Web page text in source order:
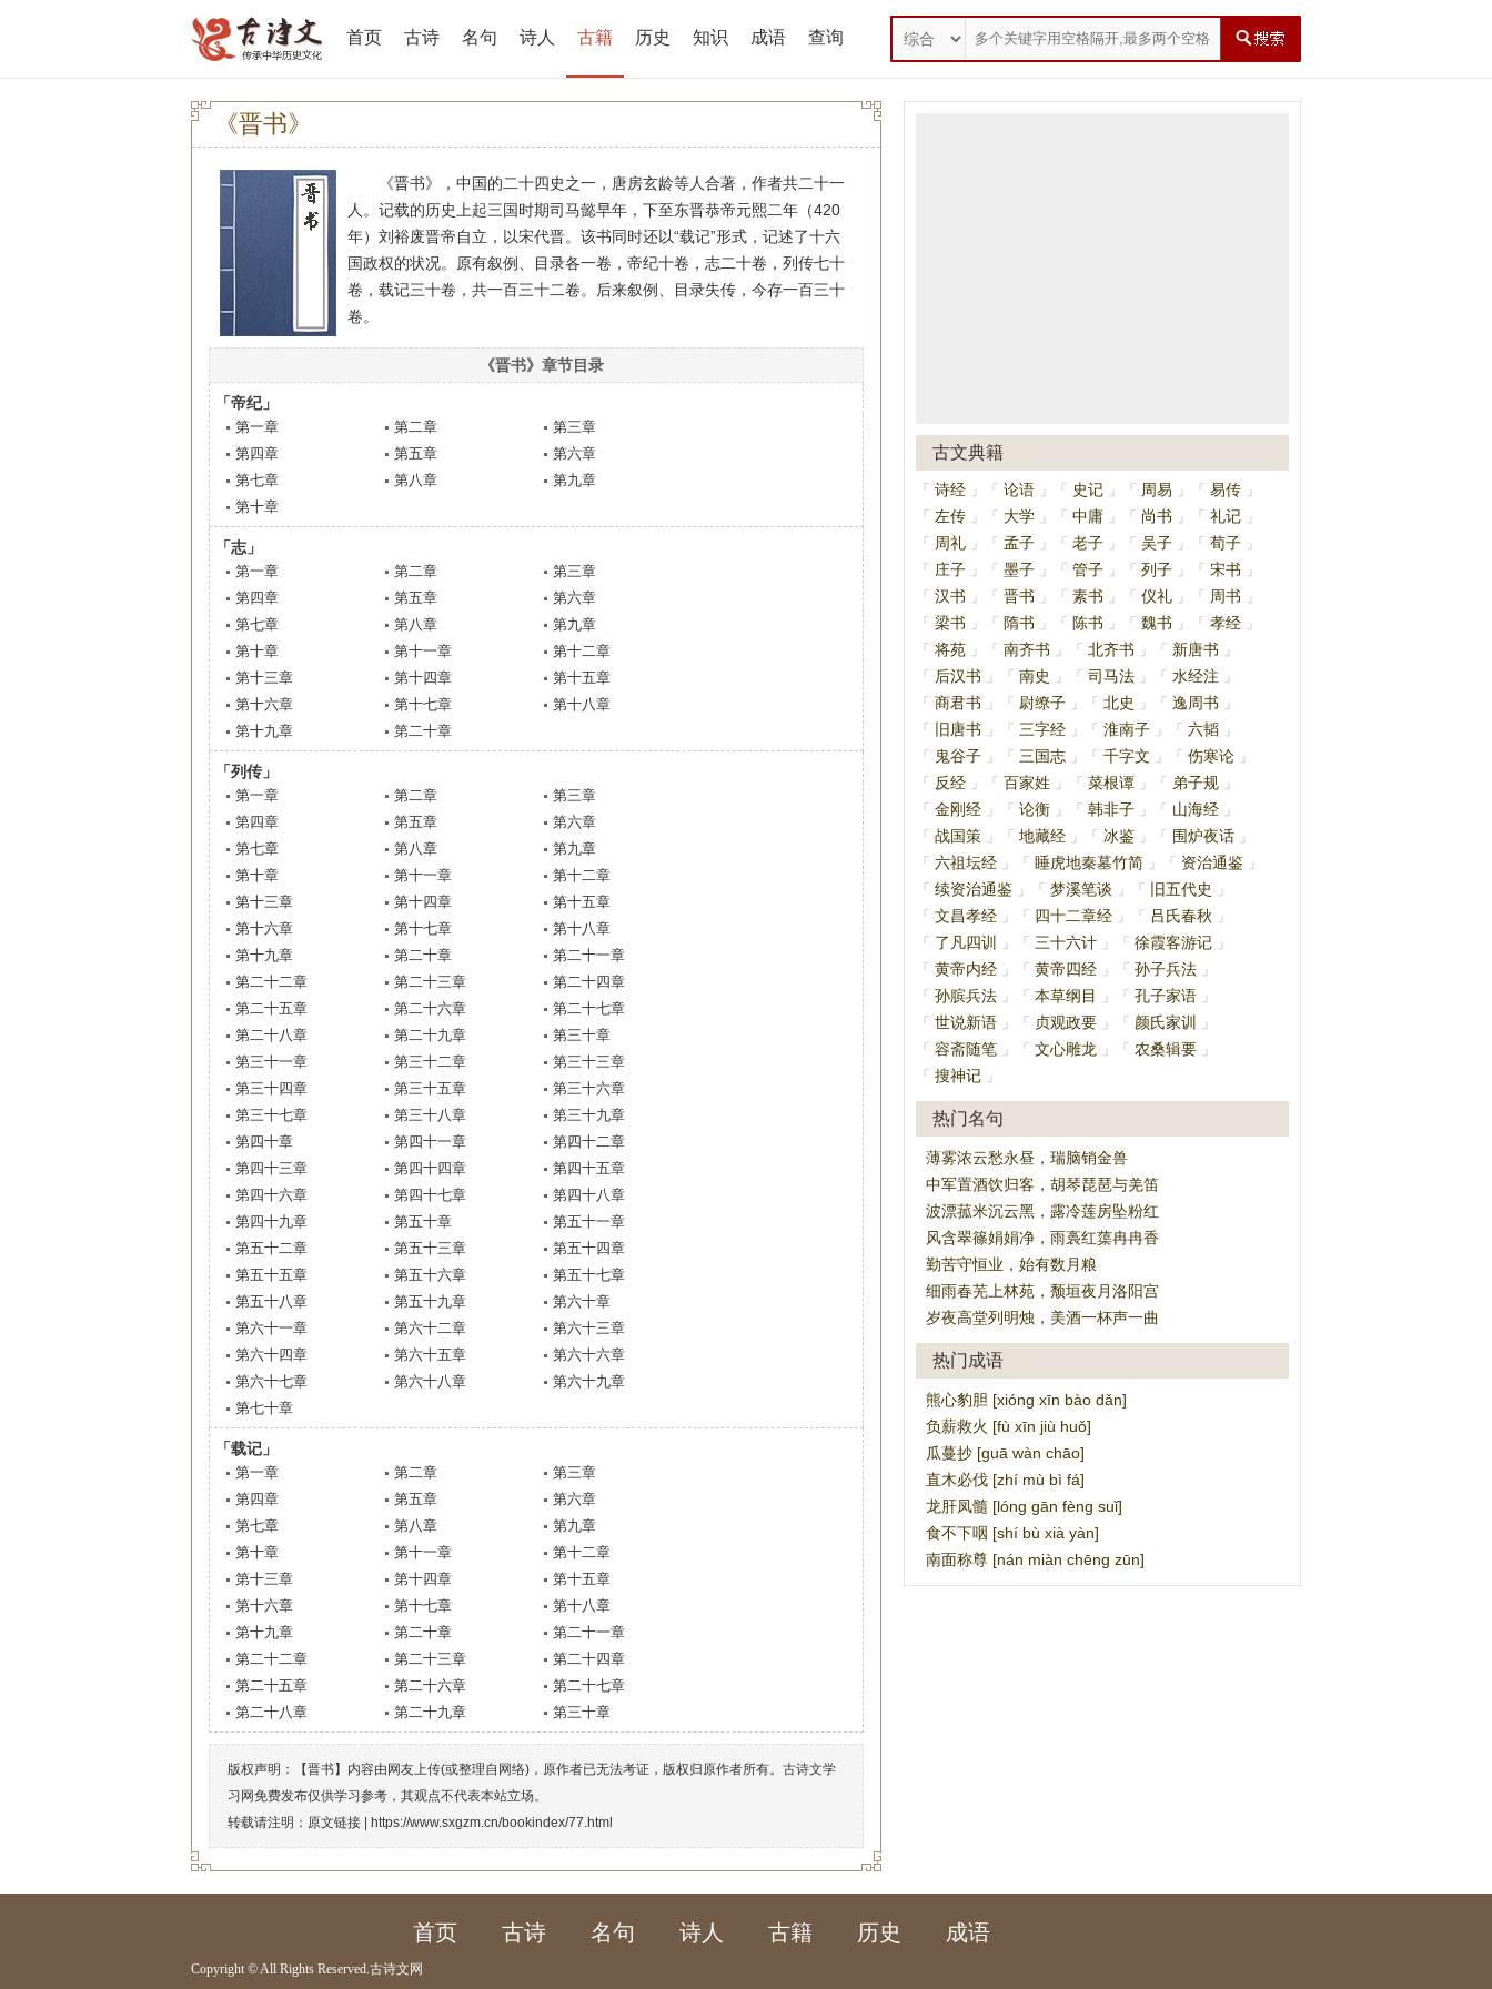
首页 古诗 名句 诗人 古籍 历史 知识 成语 查询
《晋书》
《晋书》，中国的二十四史之一，唐房玄龄等人合著，作者共二十一
人。记载的历史上起三国时期司马懿早年，下至东晋恭帝元熙二年（420
年）刘裕废晋帝自立，以宋代晋。该书同时还以“载记”形式，记述了十六
国政权的状况。原有叙例、目录各一卷，帝纪十卷，志二十卷，列传七十
卷，载记三十卷，共一百三十二卷。后来叙例、目录失传，今存一百三十
卷。
《晋书》章节目录
「帝纪」
第一章 第二章
第三章
第四章
第五章
第六章
第七章
第八章
第九章
第十章
「志」
第一章 第二章
第三章
第四章
第五章
第六章
第七章
第八章
第九章
第十章
第十一章
第十二章
第十三章
第十四章
第十五章
第十六章
第十七章
第十八章
第十九章
第二十章
「列传」
第一章 第二章
第三章
第四章
第五章
第六章
第七章
第八章
第九章
第十章
第十一章
第十二章
第十三章
第十四章
第十五章
第十六章
第十七章
第十八章
第十九章
第二十章
第二十一章
第二十二章
第二十三章
第二十四章
第二十五章
第二十六章
第二十七章
第二十八章
第二十九章
第三十章
第三十一章
第三十二章
第三十三章
第三十四章
第三十五章
第三十六章
第三十七章
第三十八章
第三十九章
第四十章
第四十一章
第四十二章
第四十三章
第四十四章
第四十五章
第四十六章
第四十七章
第四十八章
第四十九章
第五十章
第五十一章
第五十二章
第五十三章
第五十四章
第五十五章
第五十六章
第五十七章
第五十八章
第五十九章
第六十章
第六十一章
第六十二章
第六十三章
第六十四章
第六十五章
第六十六章
第六十七章
第六十八章
第六十九章
第七十章
「载记」
第一章 第二章
第三章
第四章
第五章
第六章
第七章
第八章
第九章
第十章
第十一章
第十二章
第十三章
第十四章
第十五章
第十六章
第十七章
第十八章
第十九章
第二十章
第二十一章
第二十二章
第二十三章
第二十四章
第二十五章
第二十六章
第二十七章
第二十八章
第二十九章 第三十章
版权声明：【晋书】内容由网友上传(或整理自网络)，原作者已无法考证，版权归原作者所有。古诗文学
习网免费发布仅供学习参考，其观点不代表本站立场。
转载请注明：原文链接 |
https://www.sxgzm.cn/bookindex/77.html
古文典籍
「 诗经 」 「 论语 」 「 史记 」 「 周易 」 「 易传 」
「
左传 」 「 大学 」 「 中庸 」 「 尚书 」 「 礼记 」
「
周礼 」 「 孟子 」 「 老子 」 「 吴子 」 「 荀子 」
「
庄子 」 「 墨子 」 「 管子 」 「 列子 」 「 宋书
」
「 汉书 」 「 晋书 」 「 素书 」 「 仪礼 」 「 周书
」
「 梁书 」 「 隋书 」 「 陈书 」 「 魏书 」 「 孝经 」
「 将苑 」 「 南齐书 」 「 北齐书 」 「 新唐书
」
「
后汉书 」 「 南史 」 「 司马法 」 「 水经注
」
「 商君书 」 「 尉缭子 」 「 北史 」 「 逸周书
」
「
旧唐书 」 「 三字经 」 「 淮南子 」 「 六韬 」
「
鬼谷子 」 「 三国志 」 「 千字文 」 「 伤寒论 」
「
反经 」 「 百家姓 」 「 菜根谭 」 「 弟子规 」
「 金刚经 」 「 论衡 」 「 韩非子 」 「 山海经 」
「 战国策 」 「 地藏经 」 「 冰鉴 」 「 围炉夜话 」
「 六祖坛经 」 「 睡虎地秦墓竹简 」 「 资治通鉴 」
「 续资治通鉴 」 「 梦溪笔谈 」 「 旧五代史
」
「 文昌孝经 」 「 四十二章经 」 「 吕氏春秋
」
「
了凡四训 」 「 三十六计 」 「 徐霞客游记 」
「 黄帝内经 」 「 黄帝四经 」 「 孙子兵法 」
「 孙膑兵法 」 「 本草纲目 」 「 孔子家语 」
「 世说新语 」 「 贞观政要 」 「 颜氏家训
」
「 容斋随笔 」 「 文心雕龙 」 「 农桑辑要 」
「 搜神记 」
热门名句
薄雾浓云愁永昼，瑞脑销金兽
中军置酒饮归客，胡琴琵琶与羌笛
波漂菰米沉云黑，露冷莲房坠粉红
风含翠篠娟娟净，雨裛红蕖冉冉香
勤苦守恒业，始有数月粮
细雨春芜上林苑，颓垣夜月洛阳宫
岁夜高堂列明烛，美酒一杯声一曲
热门成语
熊心豹胆 [xióng xīn bào dǎn]
负薪救火 [fù xīn jiù huǒ]
瓜蔓抄 [guā wàn chāo]
直木必伐 [zhí mù bì fá]
龙肝凤髓 [lóng gān fèng suǐ]
食不下咽 [shí bù xià yàn]
南面称尊 [nán miàn chēng zūn]
首页 古诗 名句 诗人 古籍 历史 成语
Copyright © All Rights Reserved.古诗文网